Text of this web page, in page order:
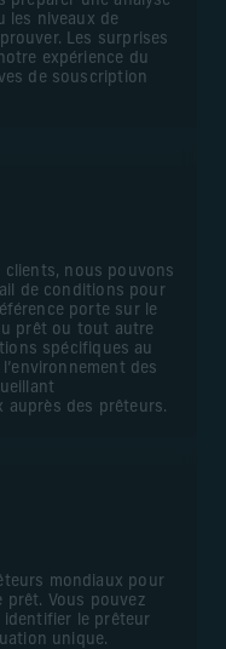
les niveaux de
Les surprises
expérience du
de souscription
clients, nous pouvons
de conditions pour
porte sur le
prêt ou tout autre
spécifiques au
des
auprès des prêteurs.
mondiaux pour
prêt. Vous pouvez
le prêteur
unique.